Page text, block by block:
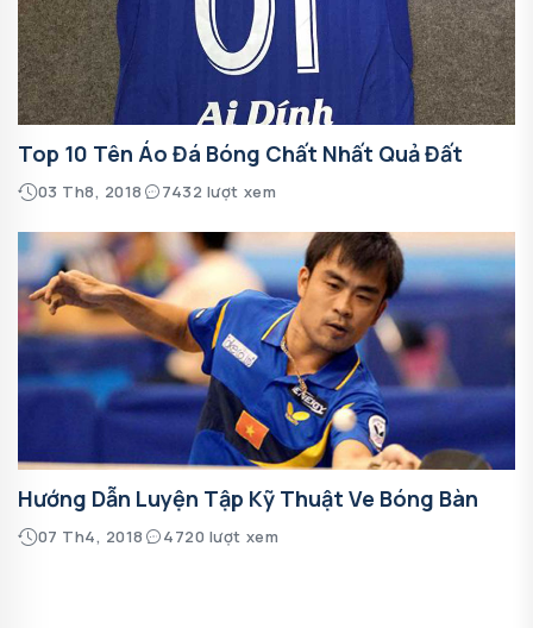
Top 10 Tên Áo Đá Bóng Chất Nhất Quả Đất
03 Th8, 2018 7432 lượt xem
Hướng Dẫn Luyện Tập Kỹ Thuật Ve Bóng Bàn
07 Th4, 2018 4720 lượt xem